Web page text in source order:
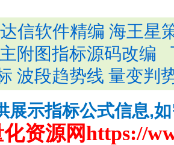
信软件精编 海王星
附图指标源码改编
波段趋势线 量变判
展示指标公式信息,
资源网https://